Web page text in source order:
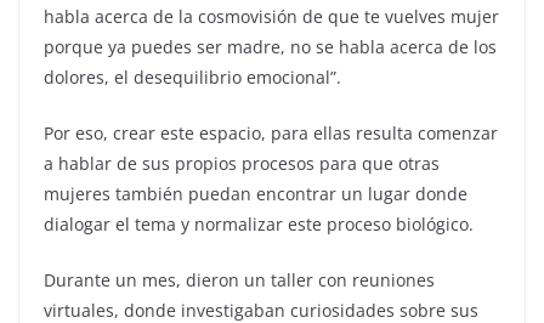
habla acerca de la cosmovisión de que te vuelves mujer
porque ya puedes ser madre, no se habla acerca de los
dolores, el desequilibrio emocional”.
Por eso, crear este espacio, para ellas resulta comenzar
a hablar de sus propios procesos para que otras
mujeres también puedan encontrar un lugar donde
dialogar el tema y normalizar este proceso biológico.
Durante un mes, dieron un taller con reuniones
virtuales, donde investigaban curiosidades sobre sus